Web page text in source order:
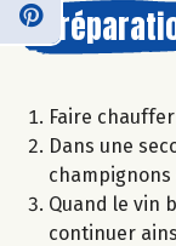
Faire
Dans une
Quand le vin
continuer